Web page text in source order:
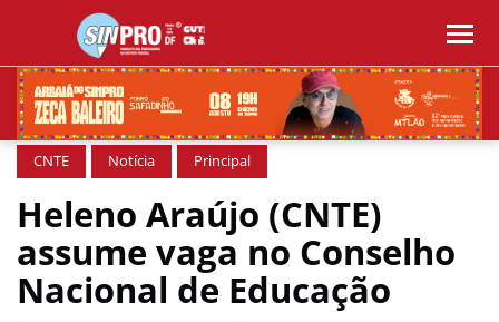
CNTE Notícia Principal
Heleno Araújo (CNTE)
assume vaga no Conselho
Nacional de Educação